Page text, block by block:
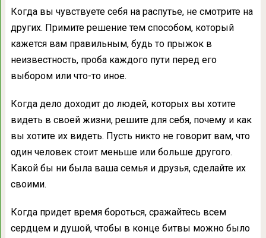
Когда вы чувствуете себя на распутье, не смотрите на
других. Примите решение тем способом, который
кажется вам правильным, будь то прыжок в
неизвестность, проба каждого пути перед его
выбором или что-то иное.
Когда дело доходит до людей, которых вы хотите
видеть в своей жизни, решите для себя, почему и как
вы хотите их видеть. Пусть никто не говорит вам, что
один человек стоит меньше или больше другого.
Какой бы ни была ваша семья и друзья, сделайте их
своими.
Когда придет время бороться, сражайтесь всем
сердцем и душой, чтобы в конце битвы можно было